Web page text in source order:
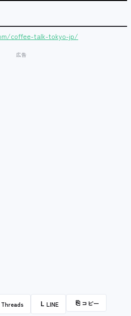
coffee-talk-tokyo-jp/
Threads L LINE ⎘ コピー